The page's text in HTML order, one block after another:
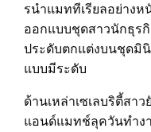
รนำแมททีเรียลอย่างห
ออกแบบชุดสาวนักธุร
ประดับตกแต่งบนชุดมิ
แบบมีระดับ
ด้านเหล่าเซเลบริตี้สา
แอนด์แมทช์ลุควันทำง